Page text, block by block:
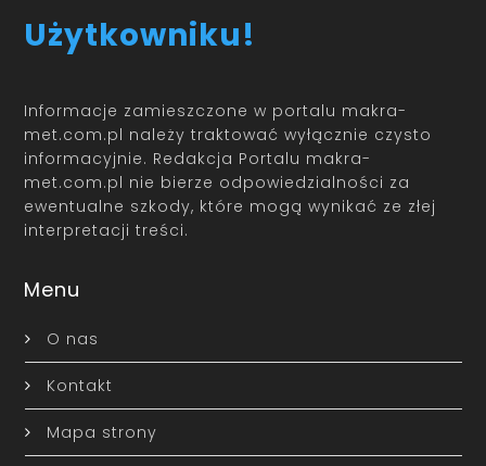
Użytkowniku!
Informacje zamieszczone w portalu makra-
met.com.pl należy traktować wyłącznie czysto
informacyjnie. Redakcja Portalu makra-
met.com.pl nie bierze odpowiedzialności za
ewentualne szkody, które mogą wynikać ze złej
interpretacji treści.
Menu
O nas
Kontakt
Mapa strony